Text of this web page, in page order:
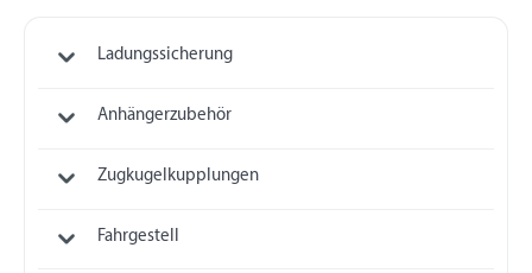
Ladungssicherung
Anhängerzubehör
Zugkugelkupplungen
Fahrgestell